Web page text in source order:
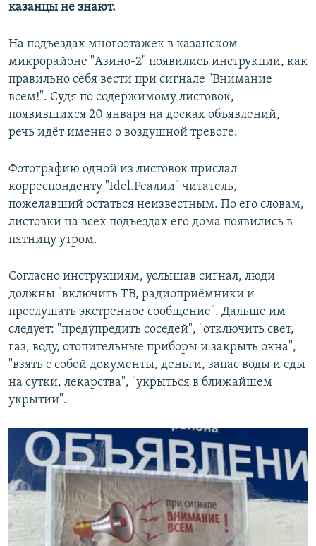
казанцы не знают.
На подъездах многоэтажек в казанском
микрорайоне "Азино-2" появились инструкции, как
правильно себя вести при сигнале "Внимание
всем!". Судя по содержимому листовок,
появившихся 20 января на досках объявлений,
речь идёт именно о воздушной тревоге.
Фотографию одной из листовок прислал
корреспонденту "Idel.Реалии" читатель,
пожелавший остаться неизвестным. По его словам,
листовки на всех подъездах его дома появились в
пятницу утром.
Согласно инструкциям, услышав сигнал, люди
должны "включить ТВ, радиоприёмники и
прослушать экстренное сообщение". Дальше им
следует: "предупредить соседей", "отключить свет,
газ, воду, отопительные приборы и закрыть окна",
"взять с собой документы, деньги, запас воды и еды
на сутки, лекарства", "укрыться в ближайшем
укрытии".